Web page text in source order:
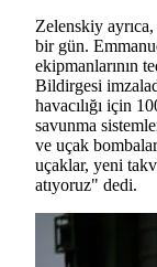
Zelenskiy
bir gün.
ekipmanlarının
Bildirgesi
havacılığı için
savunma
ve uçak
uçaklar, yeni
atıyoruz" dedi.